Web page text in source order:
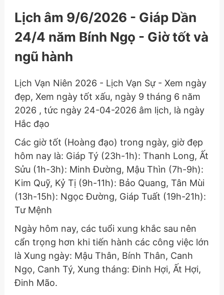
Lịch âm 9/6/2026 - Giáp Dần
24/4 năm Bính Ngọ - Giờ tốt và
ngũ hành
Lịch Vạn Niên 2026 - Lịch Vạn Sự - Xem ngày
đẹp, Xem ngày tốt xấu, ngày 9 tháng 6 năm
2026 , tức ngày 24-04-2026 âm lịch, là ngày
Hắc đạo
Các giờ tốt (Hoàng đạo) trong ngày, giờ đẹp
hôm nay là: Giáp Tý (23h-1h): Thanh Long, Ất
Sửu (1h-3h): Minh Đường, Mậu Thìn (7h-9h):
Kim Quỹ, Kỷ Tị (9h-11h): Bảo Quang, Tân Mùi
(13h-15h): Ngọc Đường, Giáp Tuất (19h-21h):
Tư Mệnh
Ngày hôm nay, các tuổi xung khắc sau nên
cẩn trọng hơn khi tiến hành các công việc lớn
là Xung ngày: Mậu Thân, Bính Thân, Canh
Ngọ, Canh Tý, Xung tháng: Đinh Hợi, Ất Hợi,
Đinh Mão.